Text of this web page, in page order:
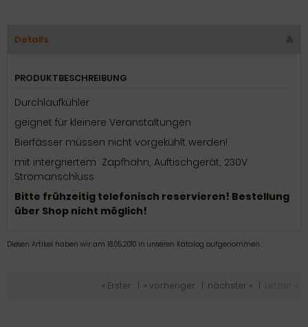
Details
PRODUKTBESCHREIBUNG
Durchlaufkühler
geignet für kleinere Veranstaltungen
Bierfässer müssen nicht vorgekühlt werden!
mit intergriertem Zapfhahn, Auftischgerät, 230V
Stromanschluss
Bitte frühzeitig telefonisch reservieren! Bestellung
über Shop nicht möglich!
Diesen Artikel haben wir am 18.05.2010 in unseren Katalog aufgenommen.
« Erster « vorheriger nächster »